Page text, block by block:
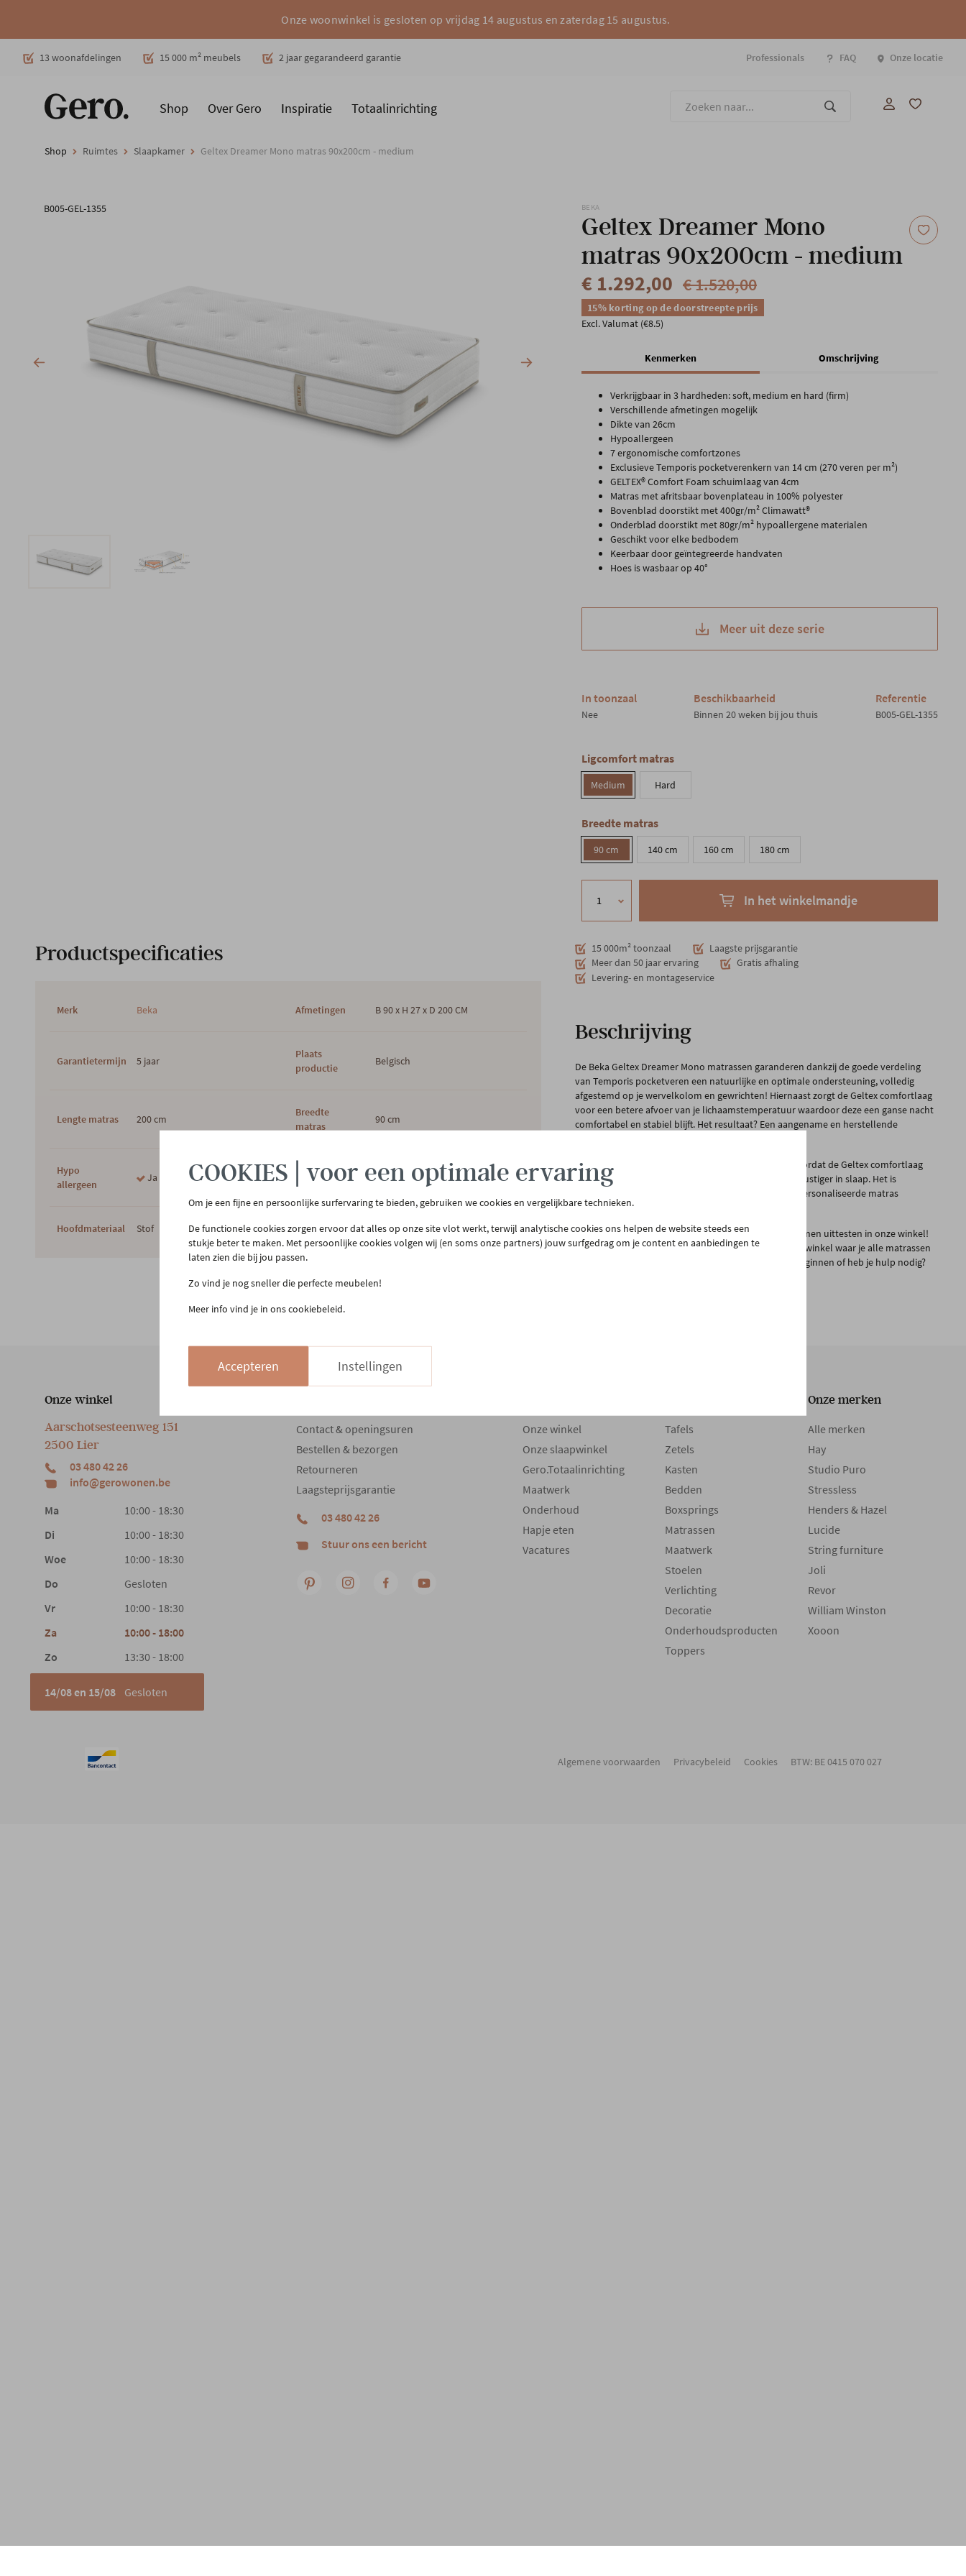
Onze woonwinkel is gesloten op vrijdag 14 augustus en zaterdag 15 augustus.
13 woonafdelingen 15 000 m² meubels 2 jaar gegarandeerd garantie Professionals FAQ Onze locatie
Shop Over Gero Inspiratie Totaalinrichting
Promoties Producten Cadeaubon Woonstijlen Ruimtes Merken
Shop Ruimtes Slaapkamer Geltex Dreamer Mono matras 90x200cm - medium
B005-GEL-1355 BEKA
Geltex Dreamer Mono
matras 90x200cm - medium
€ 1.292,00 € 1.520,00
15% korting op de doorstreepte prijs
Excl. Valumat (€8.5)
Kenmerken Omschrijving
Verkrijgbaar in 3 hardheden: soft, medium en hard (firm)
Verschillende afmetingen mogelijk
Dikte van 26cm
Hypoallergeen
7 ergonomische comfortzones
Exclusieve Temporis pocketverenkern van 14 cm (270 veren per m²)
GELTEX® Comfort Foam schuimlaag van 4cm
Matras met afritsbaar bovenplateau in 100% polyester
Bovenblad doorstikt met 400gr/m² Climawatt®
Onderblad doorstikt met 80gr/m² hypoallergene materialen
Geschikt voor elke bedbodem
Keerbaar door geïntegreerde handvaten
Hoes is wasbaar op 40°
Meer uit deze serie
In toonzaal
Nee
Beschikbaarheid
Binnen 20 weken bij jou thuis
Referentie
B005-GEL-1355
Ligcomfort matras
Medium Hard
Breedte matras
90 cm 140 cm 160 cm 180 cm
In het winkelmandje
15 000m² toonzaal
Laagste prijsgarantie
Meer dan 50 jaar ervaring
Gratis afhaling
Levering- en montageservice
Beschrijving
De Beka Geltex Dreamer Mono matrassen garanderen dankzij de goede verdeling
van Temporis pocketveren een natuurlijke en optimale ondersteuning, volledig
afgestemd op je wervelkolom en gewrichten! Hiernaast zorgt de Geltex comfortlaag
voor een betere afvoer van je lichaamstemperatuur waardoor deze een ganse nacht
comfortabel en stabiel blijft. Het resultaat? Een aangename en herstellende
Ook goed nieuws voor alle moeilijke slapers, want doordat de Geltex comfortlaag
een ideaal slaapklimaat creëert, val je dus sneller en rustiger in slaap. Het is
opmerkelijk hoe een gezond slaapklimaat en een gepersonaliseerde matras
bijdragen aan jouw goede nachtrust en slaapkwaliteit!
De Geltex Dreamer matrassen van Beka kun je zelf komen uittesten in onze winkel!
Op de bovenste verdieping vind je een volledige slaapwinkel waar je alle matrassen
en toebehoren kunt uitproberen. Weet je niet waar beginnen of heb je hulp nodig?
Productspecificaties
Merk Beka Afmetingen B 90 x H 27 x D 200 CM
Garantietermijn 5 jaar
Plaats
productie
Belgisch
Lengte matras 200 cm
Breedte
matras
90 cm
Hypo
allergeen
Ja Hoofdkleur Wit
Hoofdmateriaal Stof Vulling Pocketveren en schuim
Onze winkel
Aarschotsesteenweg 151
2500 Lier
03 480 42 26
info@gerowonen.be
Ma
10:00 - 18:30
Di
10:00 - 18:30
Woe
10:00 - 18:30
Do
Gesloten
Vr
10:00 - 18:30
Za
10:00 - 18:00
Zo
13:30 - 18:00
14/08 en 15/08 Gesloten
Contact & openingsuren
Bestellen & bezorgen
Retourneren
Laagsteprijsgarantie
03 480 42 26
Stuur ons een bericht
Onze winkel
Onze slaapwinkel
Gero.Totaalinrichting
Maatwerk
Onderhoud
Hapje eten
Vacatures
Tafels
Zetels
Kasten
Bedden
Boxsprings
Matrassen
Maatwerk
Stoelen
Verlichting
Decoratie
Onderhoudsproducten
Toppers
Onze merken
Alle merken
Hay
Studio Puro
Stressless
Henders & Hazel
Lucide
String furniture
Joli
Revor
William Winston
Xooon
Algemene voorwaarden Privacybeleid Cookies BTW: BE 0415 070 027
COOKIES | voor een optimale ervaring
Om je een fijne en persoonlijke surfervaring te bieden, gebruiken we cookies en vergelijkbare technieken.
De functionele cookies zorgen ervoor dat alles op onze site vlot werkt, terwijl analytische cookies ons helpen de website steeds een
stukje beter te maken. Met persoonlijke cookies volgen wij (en soms onze partners) jouw surfgedrag om je content en aanbiedingen te
laten zien die bij jou passen.
Zo vind je nog sneller die perfecte meubelen!
Meer info vind je in ons cookiebeleid.
Accepteren Instellingen